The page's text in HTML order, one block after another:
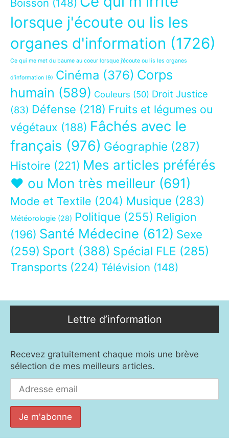
Boisson (148)
lorsque j'écoute ou lis les
organes d'information (1726)
Ce qui me met du baume au coeur lorsque j’écoute ou lis les organes
d’information (9) Cinéma (376) Corps
humain (589) Couleurs (50) Droit Justice
(83) Défense (218) Fruits et légumes ou
végétaux (188) Fâchés avec le
français (976) Géographie (287)
Histoire (221) Mes articles préférés
❤ ou Mon très meilleur (691)
Mode et Textile (204) Musique (283)
Météorologie (28) Politique (255) Religion
(196) Santé Médecine (612) Sexe
(259) Sport (388) Spécial FLE (285)
Transports (224) Télévision (148)
Lettre d’information
Recevez gratuitement chaque mois une brève
sélection de mes meilleurs articles.